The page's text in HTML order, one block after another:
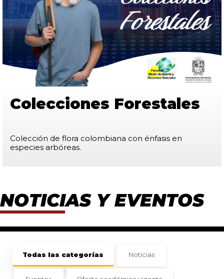
Colecciones Forestales
Colección de flora colombiana con énfasis en
especies arbóreas.
Noticias y Eventos
Todas las categorías Noticias